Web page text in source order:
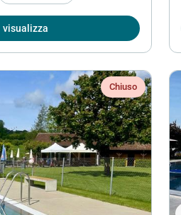
visualizza
Chiuso